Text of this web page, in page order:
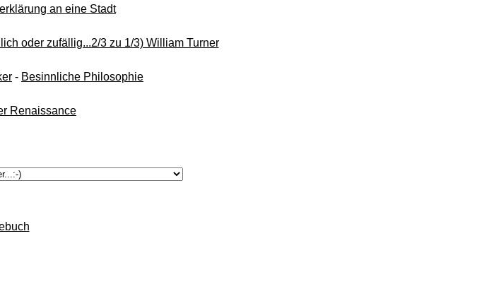
an eine Stadt
oder zufällig...2/3 zu 1/3) William Turner
- Besinnliche Philosophie
Renaissance